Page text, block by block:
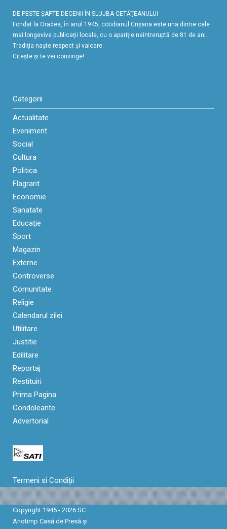
DE PESTE ŞAPTE DECENII ÎN SLUJBA CETĂŢEANULUI
Fondat la Oradea, în anul 1945, cotidianul Crişana este una dintre cele
mai longevive publicaţii locale, cu o apariţie neîntreruptă de 81 de ani.
Tradiţia naşte respect şi valoare.
Citeşte şi te vei convinge!
Categorii
Actualitate
Eveniment
Social
Cultura
Politica
Flagrant
Economie
Sanatate
Educaţie
Sport
Magazin
Externe
Controverse
Comunitate
Religie
Calendarul zilei
Utilitare
Justitie
Edilitare
Reportaj
Restituiri
Prima Pagina
Condoleante
Advertorial
Termeni si Condiții
Copyright 1945 - 2026 SC
Anotimp Casă de Presă şi